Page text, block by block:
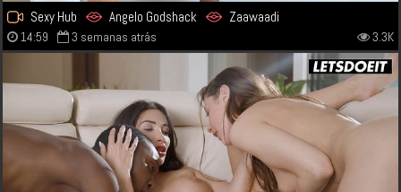
Sexy Hub Angelo Godshack Zaawaadi
14:59 3 semanas atrás 3.3K